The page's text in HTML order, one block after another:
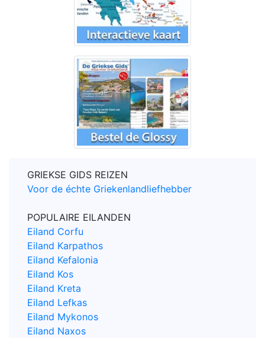
GRIEKSE GIDS REIZEN
Voor de échte Griekenlandliefhebber
POPULAIRE EILANDEN
Eiland Corfu
Eiland Karpathos
Eiland Kefalonia
Eiland Kos
Eiland Kreta
Eiland Lefkas
Eiland Mykonos
Eiland Naxos